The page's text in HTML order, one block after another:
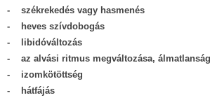
- székrekedés vagy hasmenés
- heves szívdobogás
- libidóváltozás
- az alvási ritmus megváltozása, álmatlanság
- izomkötöttség
- hátfájás